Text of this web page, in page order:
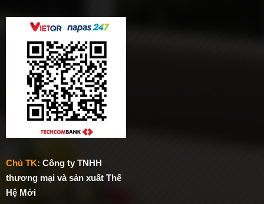
Chủ TK: Công ty TNHH
thương mại và sản xuất Thế
Hệ Mới